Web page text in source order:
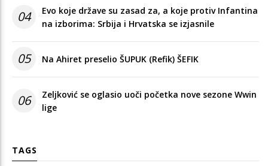
04
Evo koje države su zasad za, a koje protiv Infantina
na izborima: Srbija i Hrvatska se izjasnile
05 Na Ahiret preselio ŠUPUK (Refik) ŠEFIK
06
Zeljković se oglasio uoči početka nove sezone Wwin
lige
TAGS